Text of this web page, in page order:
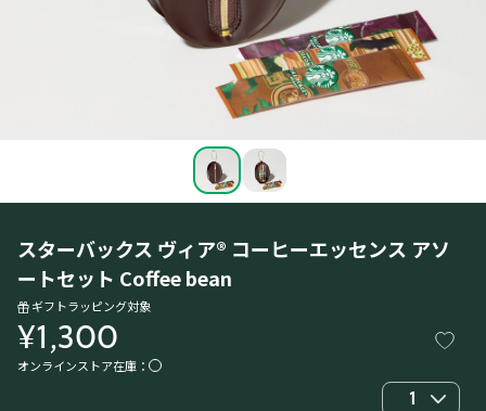
スターバックス ヴィア® コーヒーエッセンス アソ
ートセット Coffee bean
ギフトラッピング対象
¥1,300
オンラインストア在庫：
1